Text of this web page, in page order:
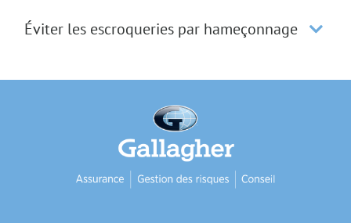
Éviter les escroqueries par hameçonnage